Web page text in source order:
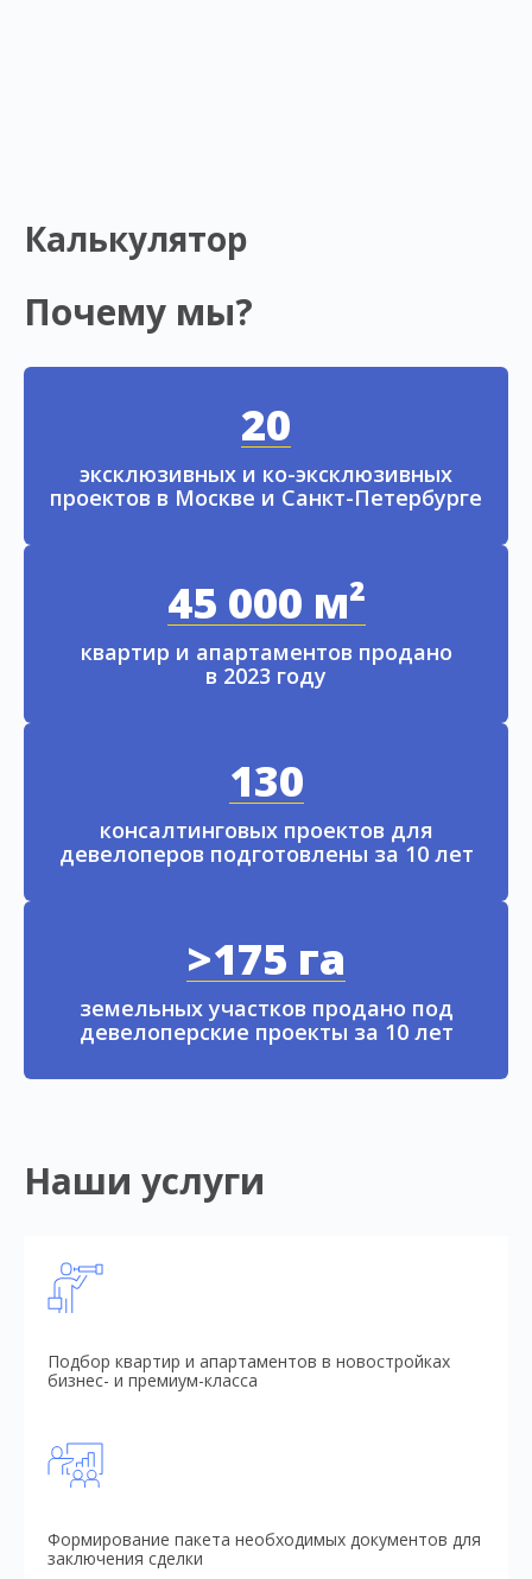
Калькулятор
Почему мы?
20
эксклюзивных и ко-эксклюзивных
проектов в Москве и Санкт-Петербурге
45 000 м²
квартир и апартаментов продано
в 2023 году
130
консалтинговых проектов для
девелоперов подготовлены за 10 лет
>175 га
земельных участков продано под
девелоперские проекты за 10 лет
Наши услуги
Подбор квартир и апартаментов в новостройках
бизнес- и премиум-класса
Формирование пакета необходимых документов для
заключения сделки